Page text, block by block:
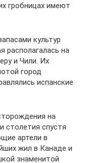
гробницах имеют
культур
располагалась на
и Чили. Их
город
испанские
на
столетия спустя
артели в
жил в Канаде и
знаменитой